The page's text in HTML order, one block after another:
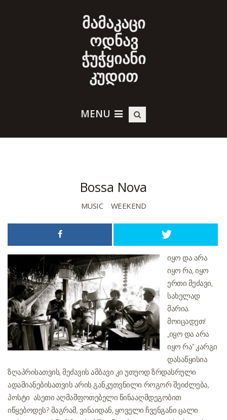
მამაკაცი
ოდნავ
ჭუჭყიანი
კუდით
MENU
Bossa Nova
MUSIC WEEKEND
იყო და არა
იყო რა, იყო
ერთი მეძავი,
სახელად
მარია.
მოიცადეთ!
„იყო და არა
იყო რა“ კარგი
დასაწყისია
ზღაპრისათვის, მეძავის ამბავი კი უთუოდ ზრდასრული
ადამიანებისათვის არის განკუთვნილი. როგორ შეიძლება,
პოსტი ასეთი აღმაშფოთებელი წინააღმდეგობით
იწყებოდეს? მაგრამ, ვინაიდან, ყოველი ჩვენგანი ცალი